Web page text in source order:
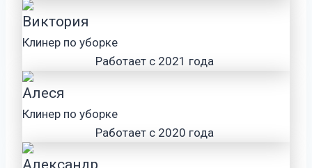
Виктория
Клинер по уборке
Работает с 2021 года
Алеся
Клинер по уборке
Работает с 2020 года
Александр